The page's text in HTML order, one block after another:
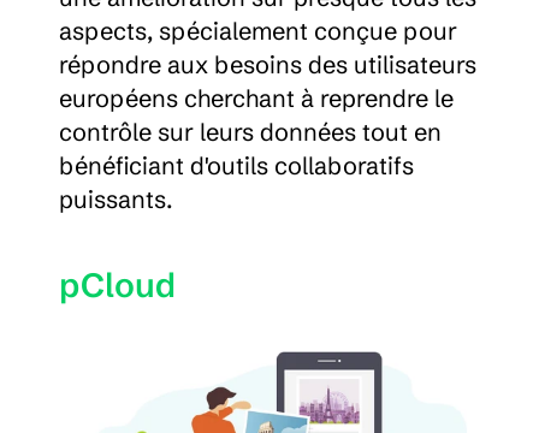
aspects, spécialement conçue pour
répondre aux besoins des utilisateurs
européens cherchant à reprendre le
contrôle sur leurs données tout en
bénéficiant d'outils collaboratifs
puissants.
pCloud